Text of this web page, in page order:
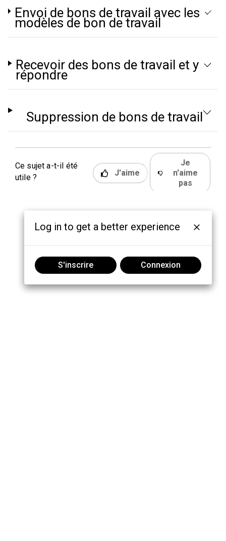
Envoi de bons de travail avec les
modèles de bon de travail
Recevoir des bons de travail et y
répondre
Suppression de bons de travail
Ce sujet a-t-il été
utile ?
J'aime
Je
n'aime
pas
Log in to get a better experience
S'inscrire Connexion